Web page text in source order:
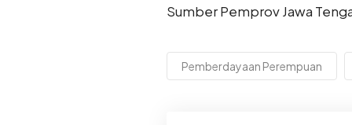
Sumber Pemprov Jawa
Pemberdayaan Perempuan